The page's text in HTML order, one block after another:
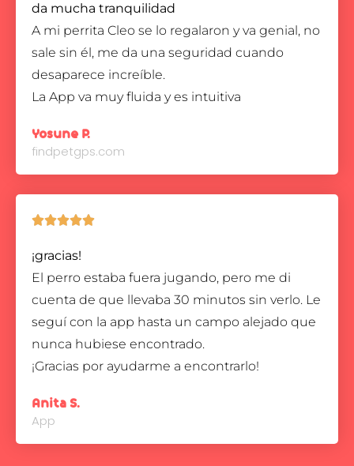
da mucha tranquilidad
A mi perrita Cleo se lo regalaron y va genial, no
sale sin él, me da una seguridad cuando
desaparece increíble.
La App va muy fluida y es intuitiva
Yosune P.
findpetgps.com

¡gracias!
El perro estaba fuera jugando, pero me di
cuenta de que llevaba 30 minutos sin verlo. Le
seguí con la app hasta un campo alejado que
nunca hubiese encontrado.
¡Gracias por ayudarme a encontrarlo!
Anita S.
App